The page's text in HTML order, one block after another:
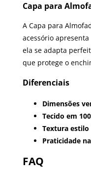
Capa para
A Capa para
acessório
ela se adapta
que protege o
Diferenciais
Dimensões
Tecido em
Textura
Praticidade
FAQ